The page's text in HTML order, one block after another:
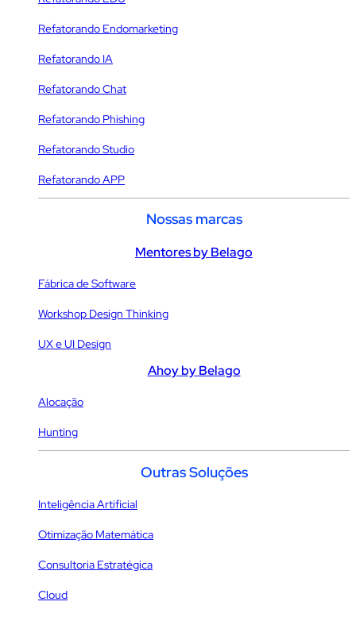
Refatorando Endomarketing
Refatorando IA
Refatorando Chat
Refatorando Phishing
Refatorando Studio
Refatorando APP
Nossas marcas
Mentores by Belago
Fábrica de Software
Workshop Design Thinking
UX e UI Design
Ahoy by Belago
Alocação
Hunting
Outras Soluções
Inteligência Artificial
Otimização Matemática
Consultoria Estratégica
Cloud